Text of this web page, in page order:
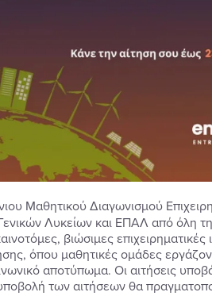
Μαθητικού Διαγωνισμού
Λυκείων και ΕΠΑΛ από όλη
βιώσιμες επιχειρηματικές
όπου μαθητικές ομάδες
αποτύπωμα. Οι αιτήσεις
των αιτήσεων θα